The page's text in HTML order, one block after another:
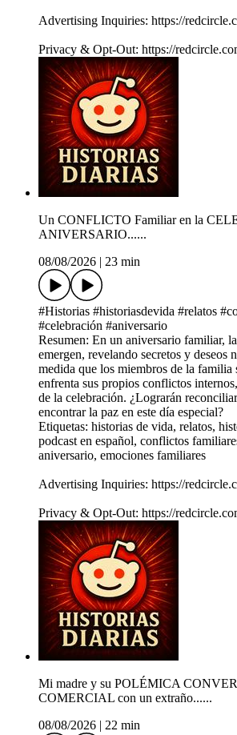
Advertising Inquiries: https://
Privacy & Opt-Out: https://
Un CONFLICTO Familiar en la
ANIVERSARIO......
08/08/2026
23 min
#Historias #historiasdevida #relatos
#celebración #aniversario
Resumen: En un aniversario familiar,
emergen, revelando secretos y deseos
medida que los miembros de la familia
enfrenta sus propios conflictos
de la celebración. ¿Lograrán
encontrar la paz en este día especial?
Etiquetas: historias de vida, relatos,
podcast en español, conflictos
aniversario, emociones familiares
Advertising Inquiries: https://
Privacy & Opt-Out: https://
Mi madre y su POLÉMICA
COMERCIAL con un extraño......
08/08/2026
22 min